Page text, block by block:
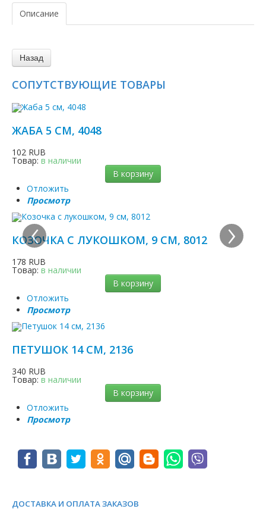
Описание
СОПУТСТВУЮЩИЕ ТОВАРЫ
ЖАБА 5 СМ, 4048
102 RUB
Товар: в наличии
В корзину
Отложить
Просмотр
КОЗОЧКА С ЛУКОШКОМ, 9 СМ, 8012
178 RUB
Товар: в наличии
В корзину
Отложить
Просмотр
ПЕТУШОК 14 СМ, 2136
340 RUB
Товар: в наличии
В корзину
Отложить
Просмотр
‹ ›
ДОСТАВКА И ОПЛАТА ЗАКАЗОВ